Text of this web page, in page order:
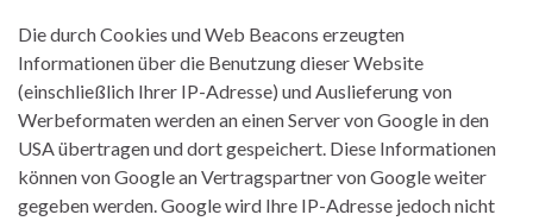
Die durch Cookies und Web Beacons erzeugten
Informationen über die Benutzung dieser Website
(einschließlich Ihrer IP-Adresse) und Auslieferung von
Werbeformaten werden an einen Server von Google in den
USA übertragen und dort gespeichert. Diese Informationen
können von Google an Vertragspartner von Google weiter
gegeben werden. Google wird Ihre IP-Adresse jedoch nicht